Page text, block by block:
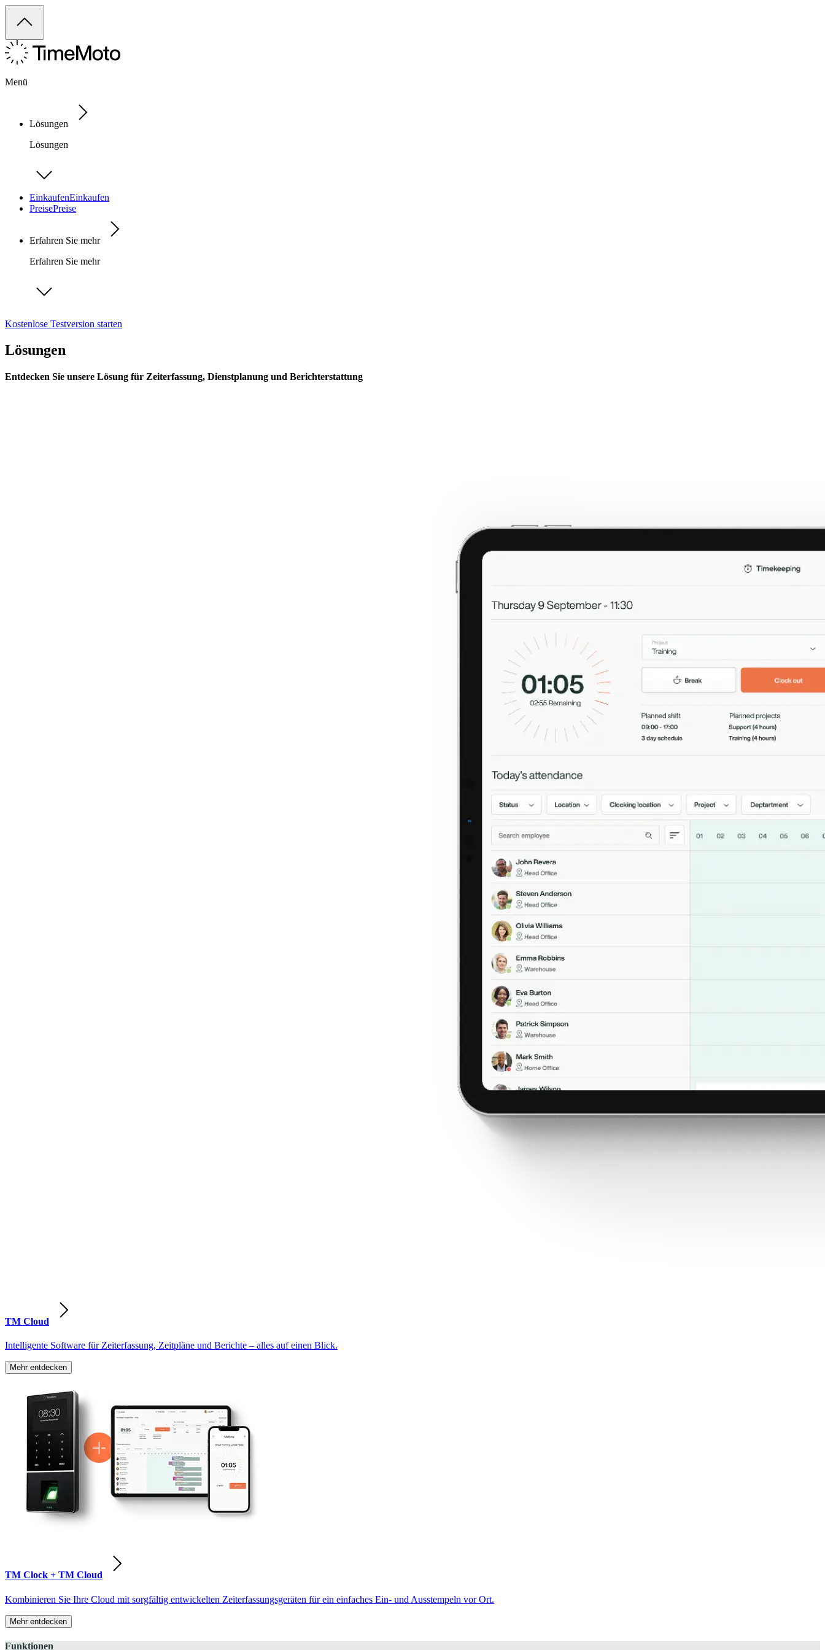
Menü
Lösungen
Lösungen
EinkaufenEinkaufen
PreisePreise
Erfahren Sie mehr
Erfahren Sie mehr
Kostenlose Testversion starten
Lösungen
Entdecken Sie unsere Lösung für Zeiterfassung, Dienstplanung und Berichterstattung
TM Cloud
Intelligente Software für Zeiterfassung, Zeitpläne und Berichte – alles auf einen Blick.
Mehr entdecken
TM Clock + TM Cloud
Kombinieren Sie Ihre Cloud mit sorgfältig entwickelten Zeiterfassungsgeräten für ein einfaches Ein- und Ausstempeln vor Ort.
Mehr entdecken
Funktionen